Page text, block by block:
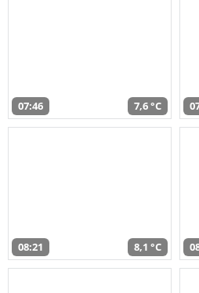
07:46 7,6 °C
08:21 8,1 °C